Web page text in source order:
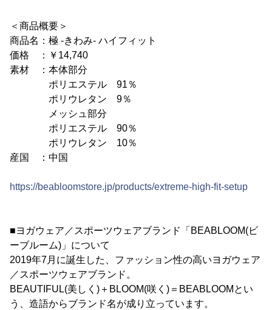
＜商品概要＞
商品名：極 -きわみ- ハイフィット
価格 ：￥14,740
素材 ：本体部分
ポリエステル 91％
ポリウレタン 9％
メッシュ部分
ポリエステル 90％
ポリウレタン 10％
産国 ：中国
https://beabloomstore.jp/products/extreme-high-fit-setup
■ヨガウェア／スポーツウェアブランド「BEABLOOM(ビ
ーブルーム)」について
2019年7月に誕生した、ファッション性の高いヨガウェア
／スポーツウェアブランド。
BEAUTIFUL(美しく)＋BLOOM(咲く)＝BEABLOOMとい
う、造語からブランド名が成り立っています。